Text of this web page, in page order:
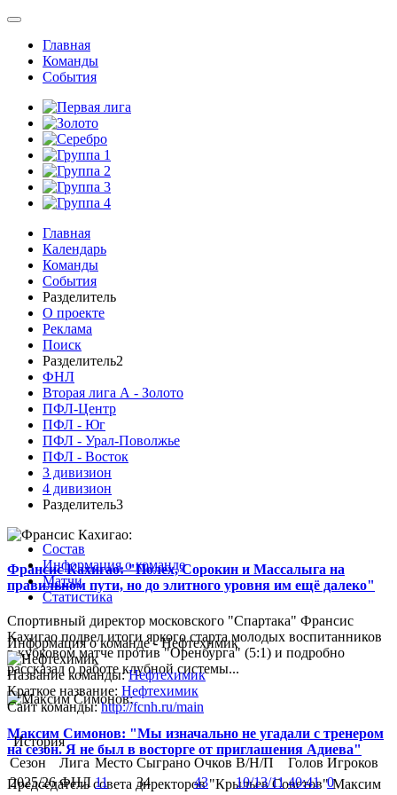
Главная
Команды
События
Главная
Календарь
Команды
События
Разделитель
О проекте
Реклама
Поиск
Разделитель2
ФНЛ
Вторая лига А - Золото
ПФЛ-Центр
ПФЛ - Юг
ПФЛ - Урал-Поволжье
ПФЛ - Восток
3 дивизион
4 дивизион
Разделитель3
Франсис Кахигао: "Полех, Сорокин и Массалыга на
правильном пути, но до элитного уровня им ещё далеко"
Спортивный директор московского "Спартака" Франсис
Кахигао подвел итоги яркого старта молодых воспитанников
в кубковом матче против "Оренбурга" (5:1) и подробно
рассказал о работе клубной системы...
Максим Симонов: "Мы изначально не угадали с тренером
на сезон. Я не был в восторге от приглашения Адиева"
Председатель совета директоров "Крыльев Советов" Максим
Состав
Информация о команде
Матчи
Статистика
Информация о команде - Нефтехимик
Название команды: Нефтехимик
Краткое название: Нефтехимик
Сайт команды: http://fcnh.ru/main
История
Сезон
Лига Место Сыграно Очков В/Н/П Голов Игроков
2025/26 ФНЛ 11 34 43 10/13/11 40:41 0